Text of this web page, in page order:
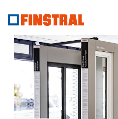
Finestre
d’ingresso
Pareti
vetrate
Sostituzione
Nuova
costruzione
Realizzazioni
Servizi
per
progettista
Programma
per